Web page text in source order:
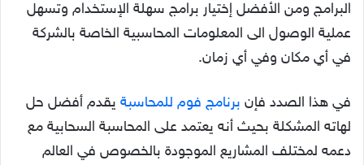
البرامج ومن الأفضل إختيار برامج سهلة الإستخدام وتسهل
عملية الوصول الى المعلومات المحاسبية الخاصة بالشركة
في أي مكان وفي أي زمان.
في هذا الصدد فإن برنامج فوم للمحاسبة يقدم أفضل حل
لهاته المشكلة بحيث أنه يعتمد على المحاسبة السحابية مع
دعمه لمختلف المشاريع الموجودة بالخصوص في العالم